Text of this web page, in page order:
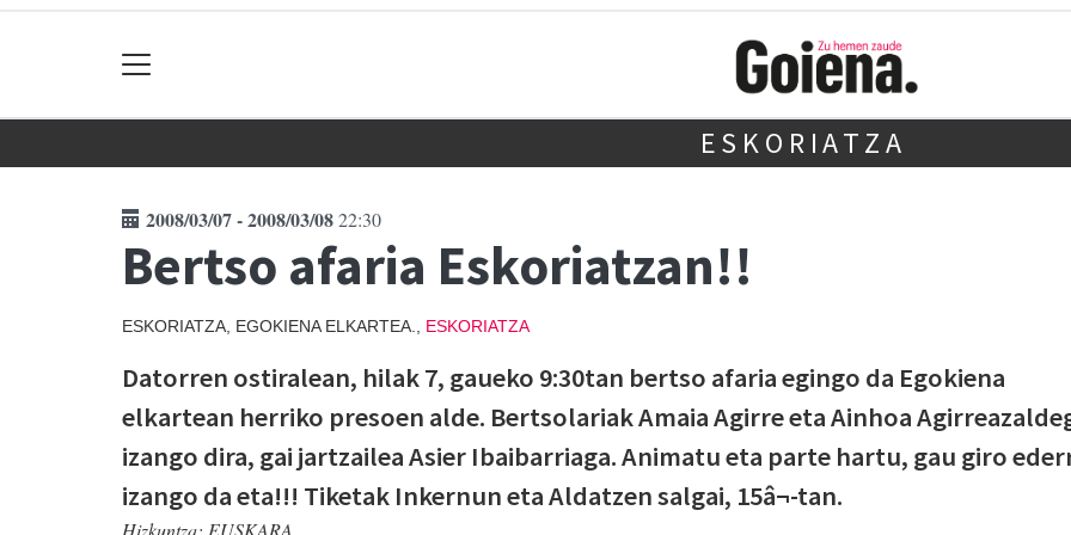
ESKORIATZA
2008/03/07 - 2008/03/0822:30
Bertso afaria Eskoriatzan!!
ESKORIATZA, EGOKIENA ELKARTEA., ESKORIATZA
Datorren ostiralean, hilak 7, gaueko 9:30tan bertso afaria egingo da Egokiena
elkartean herriko presoen alde. Bertsolariak Amaia Agirre eta Ainhoa
izango dira, gai jartzailea Asier Ibaibarriaga. Animatu eta parte hartu, gau giro
izango da eta!!! Tiketak Inkernun eta Aldatzen salgai, 15â¬-tan.
Hizkuntza: EUSKARA